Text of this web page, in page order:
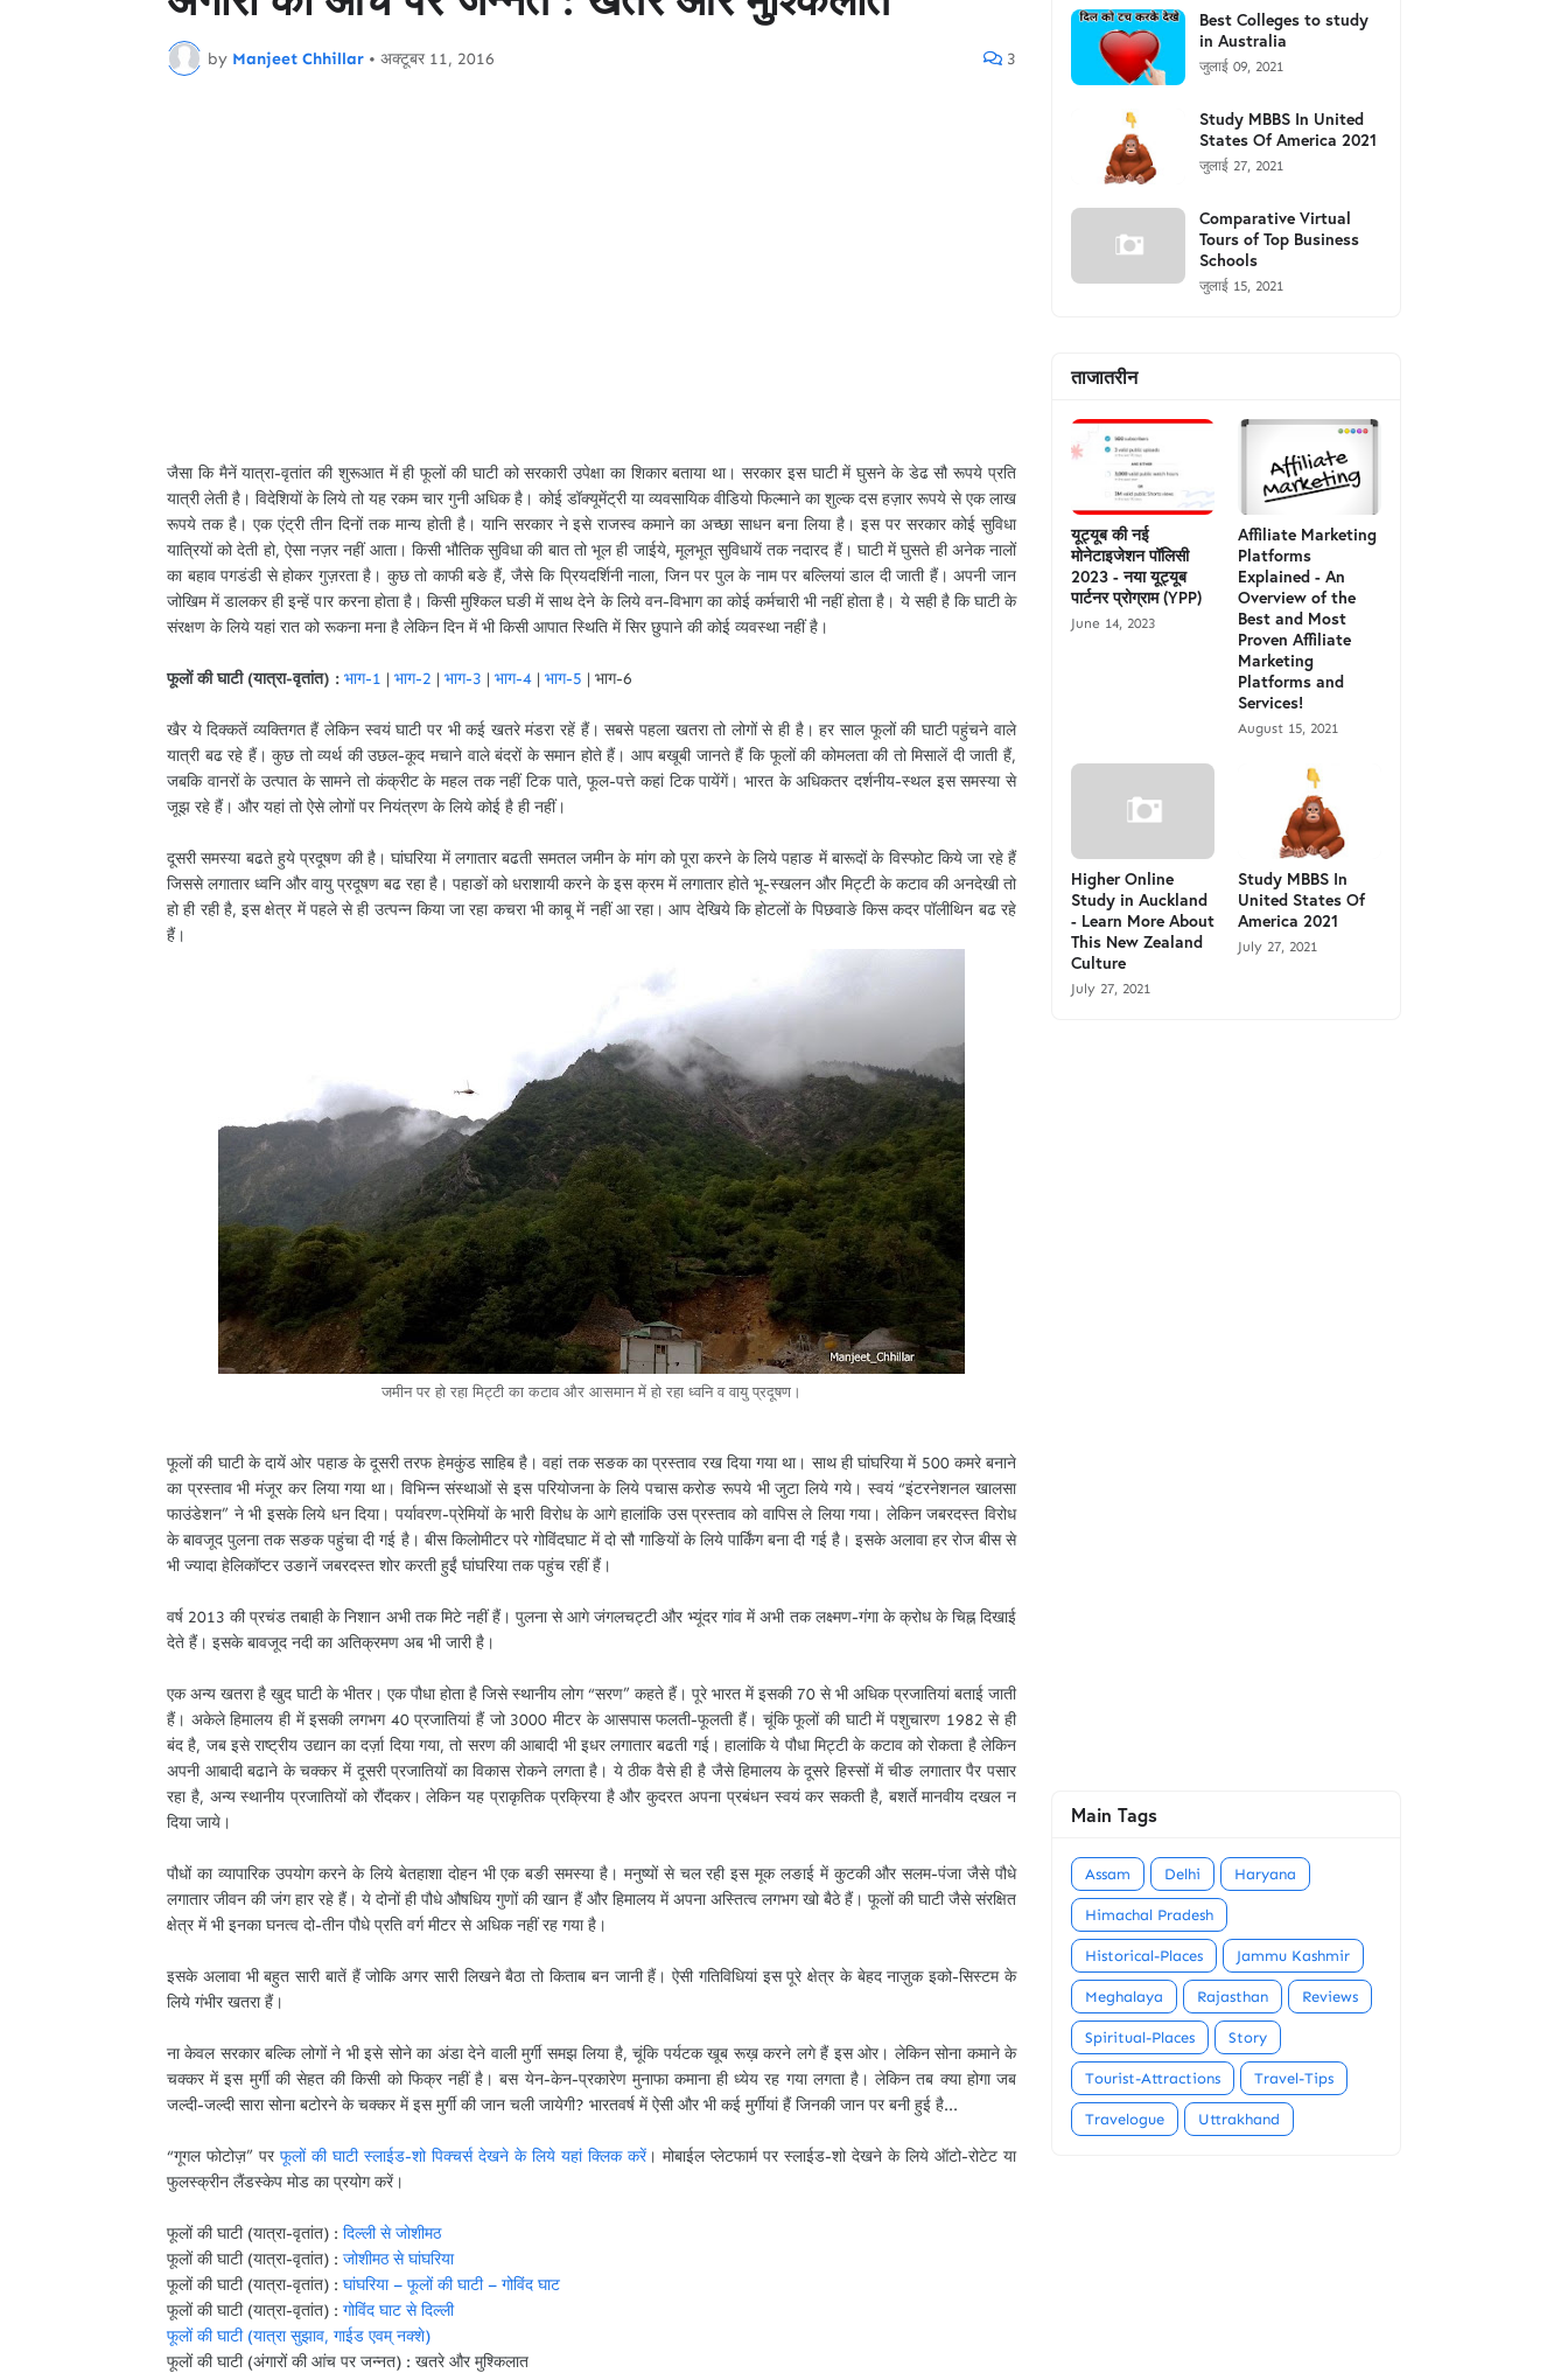
by Manjeet Chhillar • अक्टूबर 11, 2016 3
जैसा कि मैनें यात्रा-वृतांत की शुरूआत में ही फूलों की घाटी को सरकारी उपेक्षा का शिकार बताया था। सरकार इस घाटी में घुसने के डेढ सौ रूपये प्रति
यात्री लेती है। विदेशियों के लिये तो यह रकम चार गुनी अधिक है। कोई डॉक्यूमेंट्री या व्यवसायिक वीडियो फिल्माने का शुल्क दस हज़ार रूपये से एक लाख
रूपये तक है। एक एंट्री तीन दिनों तक मान्य होती है। यानि सरकार ने इसे राजस्व कमाने का अच्छा साधन बना लिया है। इस पर सरकार कोई सुविधा
यात्रियों को देती हो, ऐसा नज़र नहीं आता। किसी भौतिक सुविधा की बात तो भूल ही जाईये, मूलभूत सुविधायें तक नदारद हैं। घाटी में घुसते ही अनेक नालों
का बहाव पगडंडी से होकर गुज़रता है। कुछ तो काफी बङे हैं, जैसे कि प्रियदर्शिनी नाला, जिन पर पुल के नाम पर बल्लियां डाल दी जाती हैं। अपनी जान
जोखिम में डालकर ही इन्हें पार करना होता है। किसी मुश्किल घङी में साथ देने के लिये वन-विभाग का कोई कर्मचारी भी नहीं होता है। ये सही है कि घाटी के
संरक्षण के लिये यहां रात को रूकना मना है लेकिन दिन में भी किसी आपात स्थिति में सिर छुपाने की कोई व्यवस्था नहीं है।
फूलों की घाटी (यात्रा-वृतांत) : भाग-1 | भाग-2 | भाग-3 | भाग-4 | भाग-5 | भाग-6
खैर ये दिक्कतें व्यक्तिगत हैं लेकिन स्वयं घाटी पर भी कई खतरे मंडरा रहें हैं। सबसे पहला खतरा तो लोगों से ही है। हर साल फूलों की घाटी पहुंचने वाले
यात्री बढ रहे हैं। कुछ तो व्यर्थ की उछल-कूद मचाने वाले बंदरों के समान होते हैं। आप बखूबी जानते हैं कि फूलों की कोमलता की तो मिसालें दी जाती हैं,
जबकि वानरों के उत्पात के सामने तो कंक्रीट के महल तक नहीं टिक पाते, फूल-पत्ते कहां टिक पायेंगें। भारत के अधिकतर दर्शनीय-स्थल इस समस्या से
जूझ रहे हैं। और यहां तो ऐसे लोगों पर नियंत्रण के लिये कोई है ही नहीं।
दूसरी समस्या बढते हुये प्रदूषण की है। घांघरिया में लगातार बढती समतल जमीन के मांग को पूरा करने के लिये पहाङ में बारूदों के विस्फोट किये जा रहे हैं
जिससे लगातार ध्वनि और वायु प्रदूषण बढ रहा है। पहाङों को धराशायी करने के इस क्रम में लगातार होते भू-स्खलन और मिट्टी के कटाव की अनदेखी तो
हो ही रही है, इस क्षेत्र में पहले से ही उत्पन्न किया जा रहा कचरा भी काबू में नहीं आ रहा। आप देखिये कि होटलों के पिछवाङे किस कदर पॉलीथिन बढ रहे
हैं।
जमीन पर हो रहा मिट्टी का कटाव और आसमान में हो रहा ध्वनि व वायु प्रदूषण।
फूलों की घाटी के दायें ओर पहाङ के दूसरी तरफ हेमकुंड साहिब है। वहां तक सङक का प्रस्ताव रख दिया गया था। साथ ही घांघरिया में 500 कमरे बनाने
का प्रस्ताव भी मंजूर कर लिया गया था। विभिन्न संस्थाओं से इस परियोजना के लिये पचास करोङ रूपये भी जुटा लिये गये। स्वयं “इंटरनेशनल खालसा
फाउंडेशन” ने भी इसके लिये धन दिया। पर्यावरण-प्रेमियों के भारी विरोध के आगे हालांकि उस प्रस्ताव को वापिस ले लिया गया। लेकिन जबरदस्त विरोध
के बावजूद पुलना तक सङक पहुंचा दी गई है। बीस किलोमीटर परे गोविंदघाट में दो सौ गाङियों के लिये पार्किंग बना दी गई है। इसके अलावा हर रोज बीस से
भी ज्यादा हेलिकॉप्टर उङानें जबरदस्त शोर करती हुईं घांघरिया तक पहुंच रहीं हैं।
वर्ष 2013 की प्रचंड तबाही के निशान अभी तक मिटे नहीं हैं। पुलना से आगे जंगलचट्टी और भ्यूंदर गांव में अभी तक लक्ष्मण-गंगा के क्रोध के चिह्न दिखाई
देते हैं। इसके बावजूद नदी का अतिक्रमण अब भी जारी है।
एक अन्य खतरा है खुद घाटी के भीतर। एक पौधा होता है जिसे स्थानीय लोग “सरण” कहते हैं। पूरे भारत में इसकी 70 से भी अधिक प्रजातियां बताई जाती
हैं। अकेले हिमालय ही में इसकी लगभग 40 प्रजातियां हैं जो 3000 मीटर के आसपास फलती-फूलती हैं। चूंकि फूलों की घाटी में पशुचारण 1982 से ही
बंद है, जब इसे राष्ट्रीय उद्यान का दर्ज़ा दिया गया, तो सरण की आबादी भी इधर लगातार बढती गई। हालांकि ये पौधा मिट्टी के कटाव को रोकता है लेकिन
अपनी आबादी बढाने के चक्कर में दूसरी प्रजातियों का विकास रोकने लगता है। ये ठीक वैसे ही है जैसे हिमालय के दूसरे हिस्सों में चीङ लगातार पैर पसार
रहा है, अन्य स्थानीय प्रजातियों को रौंदकर। लेकिन यह प्राकृतिक प्रक्रिया है और कुदरत अपना प्रबंधन स्वयं कर सकती है, बशर्ते मानवीय दखल न
दिया जाये।
पौधों का व्यापारिक उपयोग करने के लिये बेतहाशा दोहन भी एक बङी समस्या है। मनुष्यों से चल रही इस मूक लङाई में कुटकी और सलम-पंजा जैसे पौधे
लगातार जीवन की जंग हार रहे हैं। ये दोनों ही पौधे औषधिय गुणों की खान हैं और हिमालय में अपना अस्तित्व लगभग खो बैठे हैं। फूलों की घाटी जैसे संरक्षित
क्षेत्र में भी इनका घनत्व दो-तीन पौधे प्रति वर्ग मीटर से अधिक नहीं रह गया है।
इसके अलावा भी बहुत सारी बातें हैं जोकि अगर सारी लिखने बैठा तो किताब बन जानी हैं। ऐसी गतिविधियां इस पूरे क्षेत्र के बेहद नाज़ुक इको-सिस्टम के
लिये गंभीर खतरा हैं।
ना केवल सरकार बल्कि लोगों ने भी इसे सोने का अंडा देने वाली मुर्गी समझ लिया है, चूंकि पर्यटक खूब रूख़ करने लगे हैं इस ओर। लेकिन सोना कमाने के
चक्कर में इस मुर्गी की सेहत की किसी को फिक्र नहीं है। बस येन-केन-प्रकारेण मुनाफा कमाना ही ध्येय रह गया लगता है। लेकिन तब क्या होगा जब
जल्दी-जल्दी सारा सोना बटोरने के चक्कर में इस मुर्गी की जान चली जायेगी? भारतवर्ष में ऐसी और भी कई मुर्गीयां हैं जिनकी जान पर बनी हुई है...
“गूगल फोटोज़” पर फूलों की घाटी स्लाईड-शो पिक्चर्स देखने के लिये यहां क्लिक करें। मोबाईल प्लेटफार्म पर स्लाईड-शो देखने के लिये ऑटो-रोटेट या
फुलस्क्रीन लैंडस्केप मोड का प्रयोग करें।
फूलों की घाटी (यात्रा-वृतांत) : दिल्ली से जोशीमठ
फूलों की घाटी (यात्रा-वृतांत) : जोशीमठ से घांघरिया
फूलों की घाटी (यात्रा-वृतांत) : घांघरिया – फूलों की घाटी – गोविंद घाट
फूलों की घाटी (यात्रा-वृतांत) : गोविंद घाट से दिल्ली
फूलों की घाटी (यात्रा सुझाव, गाईड एवम् नक्शे)
फूलों की घाटी (अंगारों की आंच पर जन्नत) : खतरे और मुश्किलात
Best Colleges to study
in Australia
जुलाई 09, 2021
Study MBBS In United
States Of America 2021
जुलाई 27, 2021
Comparative Virtual
Tours of Top Business
Schools
जुलाई 15, 2021
ताजातरीन
यूट्यूब की नई
मोनेटाइजेशन पॉलिसी
2023 - नया यूट्यूब
पार्टनर प्रोग्राम (YPP)
June 14, 2023
Affiliate Marketing
Platforms
Explained - An
Overview of the
Best and Most
Proven Affiliate
Marketing
Platforms and
Services!
August 15, 2021
Higher Online
Study in Auckland
- Learn More About
This New Zealand
Culture
July 27, 2021
Study MBBS In
United States Of
America 2021
July 27, 2021
Main Tags
Assam Delhi Haryana
Himachal Pradesh
Historical-Places Jammu Kashmir
Meghalaya Rajasthan Reviews
Spiritual-Places Story
Tourist-Attractions Travel-Tips
Travelogue Uttrakhand